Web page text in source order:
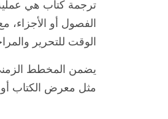
ترجمة كتاب هي
الفصول أو الأجزاء،
الوقت للتحرير
يضمن المخطط
مثل معرض الكتاب